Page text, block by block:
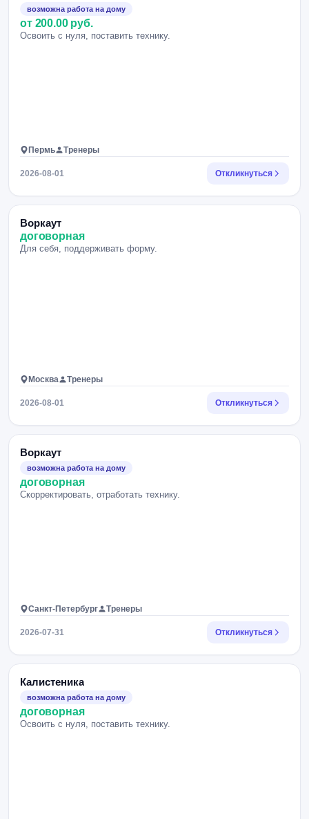
возможна работа на дому
от 200.00 руб.
Освоить с нуля, поставить технику.
Пермь Тренеры
2026-08-01 Откликнуться
Воркаут
договорная
Для себя, поддерживать форму.
Москва Тренеры
2026-08-01 Откликнуться
Воркаут
возможна работа на дому
договорная
Скорректировать, отработать технику.
Санкт-Петербург Тренеры
2026-07-31 Откликнуться
Калистеника
возможна работа на дому
договорная
Освоить с нуля, поставить технику.